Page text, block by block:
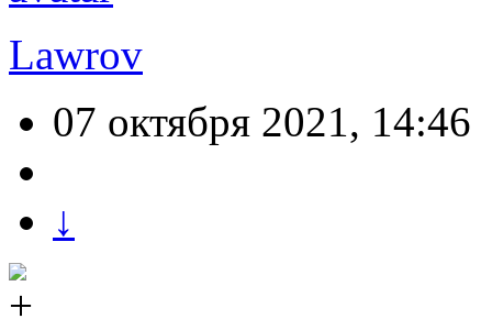
Lawrov
07 октября 2021, 14:46
↓